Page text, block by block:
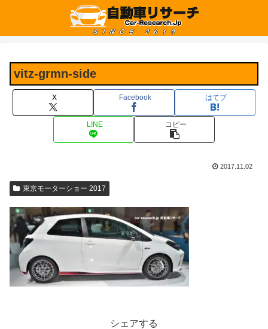
vitz-grmn-side
X Facebook はてブ
LINE コピー
2017.11.02
東京モーターショー 2017
シェアする